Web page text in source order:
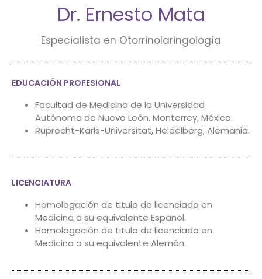
Dr. Ernesto Mata
Especialista en Otorrinolaringología
EDUCACIÓN PROFESIONAL
Facultad de Medicina de la Universidad
Autónoma de Nuevo León. Monterrey, México.
Ruprecht-Karls-Universitat, Heidelberg, Alemania.
LICENCIATURA
Homologación de titulo de licenciado en
Medicina a su equivalente Español.
Homologación de titulo de licenciado en
Medicina a su equivalente Alemán.